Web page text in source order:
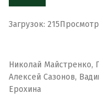
Загрузок: 215
Николай Майстренко,
Алексей Сазонов,
Ерохина